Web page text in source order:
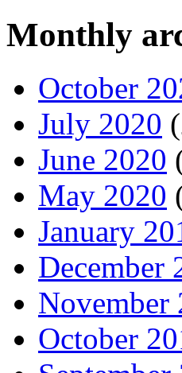
Monthly
October
July 2020
June 2020
May 2020
January
December
November
October